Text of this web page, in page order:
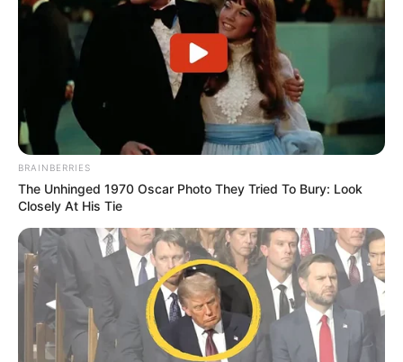
BRAINBERRIES
The Unhinged 1970 Oscar Photo They Tried To Bury: Look
Closely At His Tie